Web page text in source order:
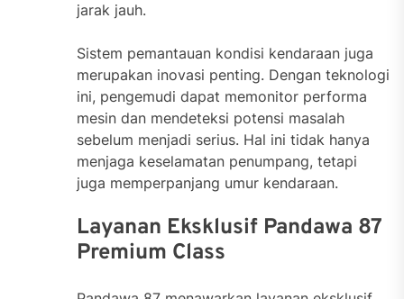
jarak jauh.
Sistem pemantauan kondisi kendaraan juga
merupakan inovasi penting. Dengan teknologi
ini, pengemudi dapat memonitor performa
mesin dan mendeteksi potensi masalah
sebelum menjadi serius. Hal ini tidak hanya
menjaga keselamatan penumpang, tetapi
juga memperpanjang umur kendaraan.
Layanan Eksklusif Pandawa 87
Premium Class